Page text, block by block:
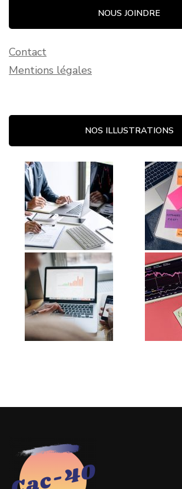
NOUS JOINDRE
Contact
Mentions légales
NOS ILLUSTRATIONS